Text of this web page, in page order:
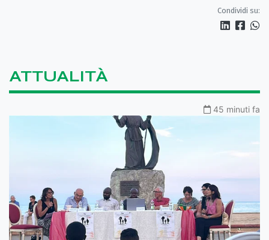
Condividi su:
ATTUALITÀ
45 minuti fa